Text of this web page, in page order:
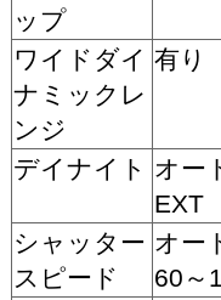
ップ
ワイドダイ
ナミックレ
ンジ
有り
デイナイト オー
EXT
シャッター
スピード
オー
60～